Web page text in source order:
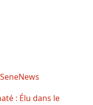
: Élu dans le